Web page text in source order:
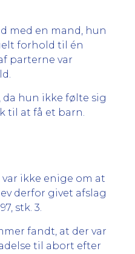
med en mand, hun
forhold til én
parterne var
da hun ikke følte sig
til at få et barn.
ikke enige om at
derfor givet afslag
stk. 3.
fandt, at der var
til abort efter